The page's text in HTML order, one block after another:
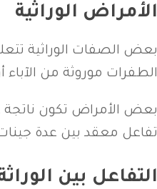
الأمراض الوراثية
بعض الصفات الوراثية
الطفرات موروثة من
بعض الأمراض تكون ناتجة
تفاعل معقد بين عدة جينات
التفاعل بين